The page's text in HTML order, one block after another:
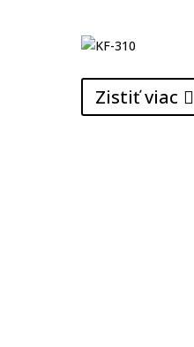
Zistiť viac